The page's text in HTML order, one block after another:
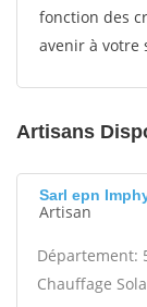
fonction des
avenir à votre
Artisans
Sarl epn
Artisan
Département:
Chauffage